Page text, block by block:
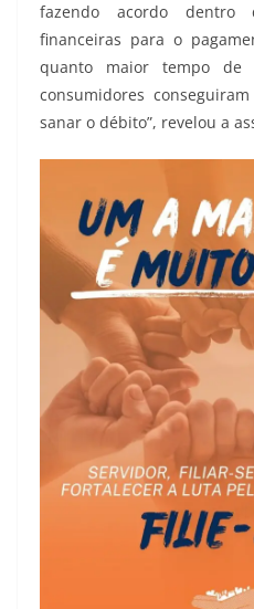
fazendo acordo dentro
financeiras para o
quanto maior tempo de
consumidores
sanar o débito”, revelou a